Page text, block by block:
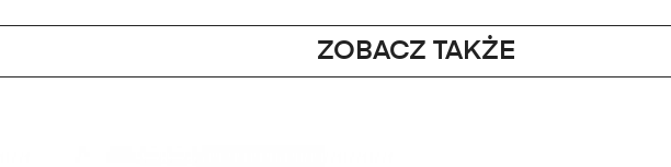
ZOBACZ TAKŻE